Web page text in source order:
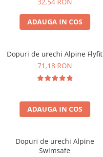
Huse troler
Business Travel
Resigilate
Reduceri bagaje
ADAUGA IN COS
Dopuri de urechi Alpine Flyfit
71,18 RON
ADAUGA IN COS
Dopuri de urechi Alpine
Swimsafe